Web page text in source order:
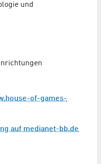
und
of-games-
auf medianet-bb.de